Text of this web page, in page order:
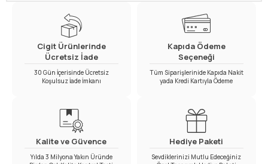
Cigit Ürünlerinde
Ücretsiz İade
30 Gün İçerisinde Ücretsiz
Koşulsuz İade İmkanı
Kapıda Ödeme
Seçeneği
Tüm Siparişlerinide Kapıda Nakit
yada Kredi Kartıyla Ödeme
Kalite ve Güvence
Yılda 3 Milyona Yakın Üründe
Hediye Paketi
Sevdiklerinizi Mutlu Edeceğiniz